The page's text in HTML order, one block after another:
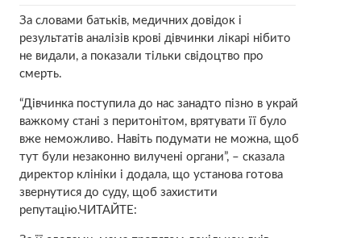
За словами батьків, медичних довідок і
результатів аналізів крові дівчинки лікарі нібито
не видали, а показали тільки свідоцтво про
смерть.
“Дівчинка поступила до нас занадто пізно в украй
важкому стані з перитонітом, врятувати її було
вже неможливо. Навіть подумати не можна, щоб
тут були незаконно вилучені органи”, – сказала
директор клініки і додала, що установа готова
звернутися до суду, щоб захистити
репутацію.ЧИТАЙТЕ: